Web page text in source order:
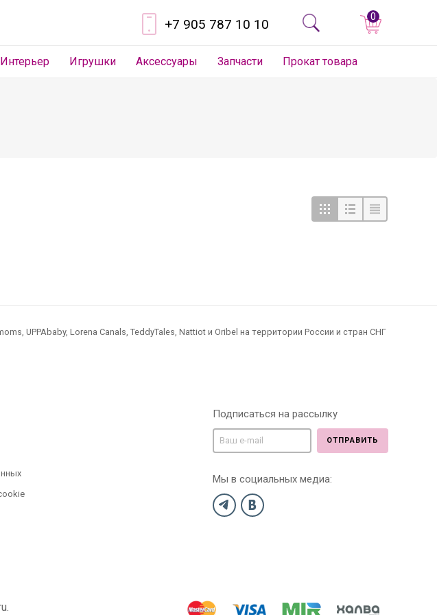
+7 905 787 10 10 0
Интерьер Игрушки Аксессуары Запчасти Прокат товара
UPPAbaby, Lorena Canals, TeddyTales, Nattiot и Oribel на территории России и стран СНГ
Подписаться на рассылку
ОТПРАВИТЬ
Мы в социальных медиа: